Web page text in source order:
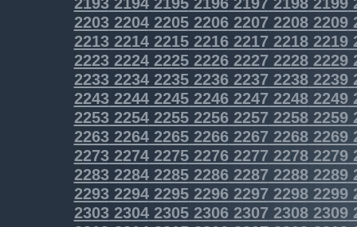
2203220422052206220722082209
2213221422152216221722182219
2223222422252226222722282229
2233223422352236223722382239
2243224422452246224722482249
2253225422552256225722582259
22632264226522662267 22682269
2273227422752276227722782279
22832284228522862287 22882289
22932294229522962297 22982299
23032304230523062307 23082309